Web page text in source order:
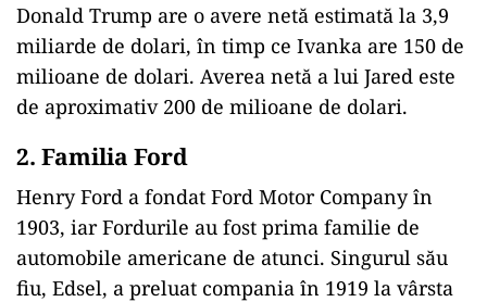
Donald Trump are o avere netă estimată la 3,9
miliarde de dolari, în timp ce Ivanka are 150 de
milioane de dolari. Averea netă a lui Jared este
de aproximativ 200 de milioane de dolari.
2. Familia Ford
Henry Ford a fondat Ford Motor Company în
1903, iar Fordurile au fost prima familie de
automobile americane de atunci. Singurul său
fiu, Edsel, a preluat compania în 1919 la vârsta